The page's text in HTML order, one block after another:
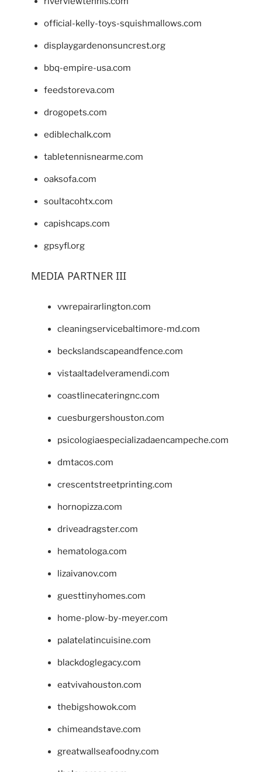
official-kelly-toys-squishmallows.com
displaygardenonsuncrest.org
bbq-empire-usa.com
feedstoreva.com
drogopets.com
ediblechalk.com
tabletennisnearme.com
oaksofa.com
soultacohtx.com
capishcaps.com
gpsyfl.org
MEDIA PARTNER III
vwrepairarlington.com
cleaningservicebaltimore-md.com
beckslandscapeandfence.com
vistaaltadelveramendi.com
coastlinecateringnc.com
cuesburgershouston.com
psicologiaespecializadaencampeche.com
dmtacos.com
crescentstreetprinting.com
hornopizza.com
driveadragster.com
hematologa.com
lizaivanov.com
guesttinyhomes.com
home-plow-by-meyer.com
palatelatincuisine.com
blackdoglegacy.com
eatvivahouston.com
thebigshowok.com
chimeandstave.com
greatwallseafoodny.com